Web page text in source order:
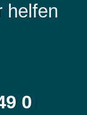
helfen
0